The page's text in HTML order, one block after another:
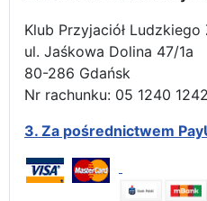
Klub Przyjaciół Ludzkiego
ul. Jaśkowa Dolina 47/1a
80-286 Gdańsk
Nr rachunku: 05 1240
3. Za pośrednictwem